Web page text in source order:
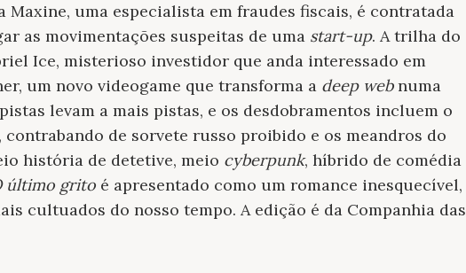
Maxine, uma especialista em fraudes fiscais, é contratada
as movimentações suspeitas de uma start-up. A trilha do
Ice, misterioso investidor que anda interessado em
um novo videogame que transforma a deep webnuma
levam a mais pistas, e os desdobramentos incluem o
de sorvete russo proibido e os meandros do
história de detetive, meio cyberpunk, híbrido de comédia
último grito é apresentado como um romance inesquecível,
cultuados do nosso tempo. A edição é da Companhia das